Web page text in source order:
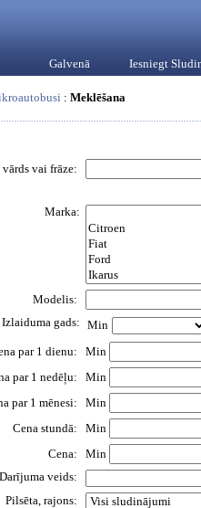
Galvenā Iesniegt
: Meklēšana
vai frāze:
Marka:
Modelis:
Izlaiduma gads: Min
par 1 dienu:
Min
par 1 nedēļu:
Min
par 1 mēnesi:
Min
Cena stundā:
Min
Cena:
Min
Darījuma veids:
Pilsēta, rajons: